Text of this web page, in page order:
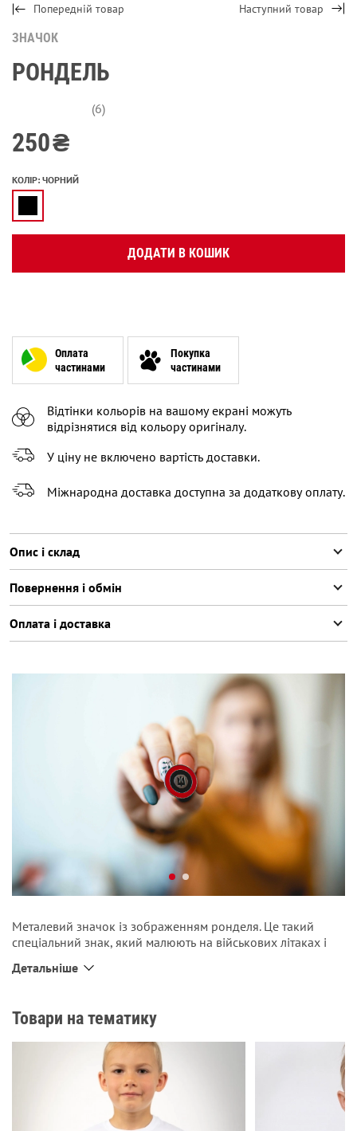
Попередній товар Наступний товар
ЗНАЧОК
РОНДЕЛЬ
(6)
250₴
КОЛІР: ЧОРНИЙ
ДОДАТИ В КОШИК
Оплата
частинами
Покупка
частинами
Відтінки кольорів на вашому екрані можуть
відрізнятися від кольору оригіналу.
У ціну не включено вартість доставки.
Міжнародна доставка доступна за додаткову оплату.
Опис і склад
Повернення і обмін
Оплата і доставка
Металевий значок із зображенням ронделя. Це такий
спеціальний знак, який малюють на військових літаках і
застібки добре триматимуть його на одязі чи на
Детальніше
Товари на тематику